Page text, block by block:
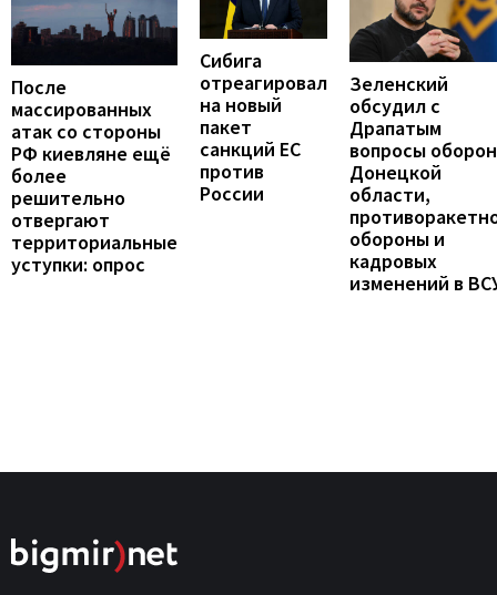
После
массированных
атак со стороны
РФ киевляне ещё
более
решительно
отвергают
территориальные
уступки: опрос
Сибига
отреагировал
на новый
пакет
санкций ЕС
против
России
Зеленский
обсудил с
Драпатым
вопросы
Донецкой
области,
обороны и
кадровых
изменений в